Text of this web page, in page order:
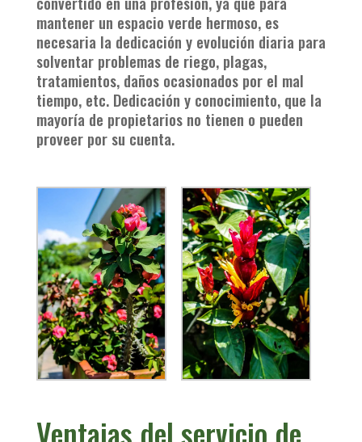
mantener un espacio verde hermoso, es
necesaria la dedicación y evolución diaria para
solventar problemas de riego, plagas,
tratamientos, daños ocasionados por el mal
tiempo, etc. Dedicación y conocimiento, que la
mayoría de propietarios no tienen o pueden
proveer por su cuenta.
Ventajas del servicio de